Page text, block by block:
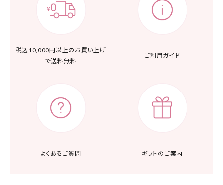
税込10,000円以上の お買い上げ
で送料無料
ご利用ガイド
よくあるご質問 ギフトのご案内